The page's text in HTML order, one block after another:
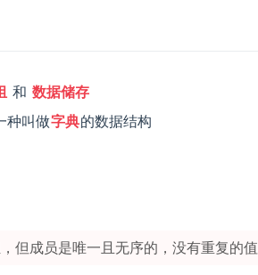
和 数据储存
种叫做字典的数据结构
但成员是唯一且无序的，没有重复的值